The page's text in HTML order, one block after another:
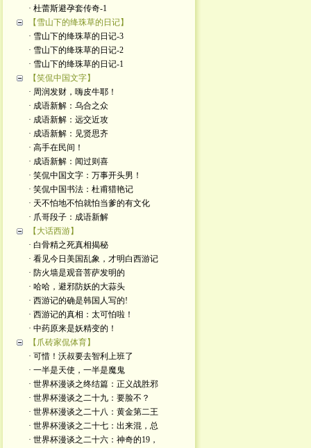
· 杜蕾斯避孕套传奇-1
【雪山下的绛珠草的日记】
· 雪山下的绛珠草的日记-3
· 雪山下的绛珠草的日记-2
· 雪山下的绛珠草的日记-1
【笑侃中国文字】
· 周润发财，嗨皮牛耶！
· 成语新解：乌合之众
· 成语新解：远交近攻
· 成语新解：见贤思齐
· 高手在民间！
· 成语新解：闻过则喜
· 笑侃中国文字：万事开头男！
· 笑侃中国书法：杜甫猎艳记
· 天不怕地不怕就怕当爹的有文化
· 爪哥段子：成语新解
【大话西游】
· 白骨精之死真相揭秘
· 看见今日美国乱象，才明白西游记
· 防火墙是观音菩萨发明的
· 哈哈，避邪防妖的大蒜头
· 西游记的确是韩国人写的!
· 西游记的真相：太可怕啦！
· 中药原来是妖精变的！
【爪砖家侃体育】
· 可惜！沃叔要去智利上班了
· 一半是天使，一半是魔鬼
· 世界杯漫谈之终结篇：正义战胜邪
· 世界杯漫谈之二十九：要脸不？
· 世界杯漫谈之二十八：黄金第二王
· 世界杯漫谈之二十七：出来混，总
· 世界杯漫谈之二十六：神奇的19，